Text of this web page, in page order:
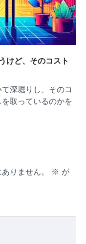
けど、そのコスト
深堀りし、そのコ
取っているのかを
りません。 ※ が